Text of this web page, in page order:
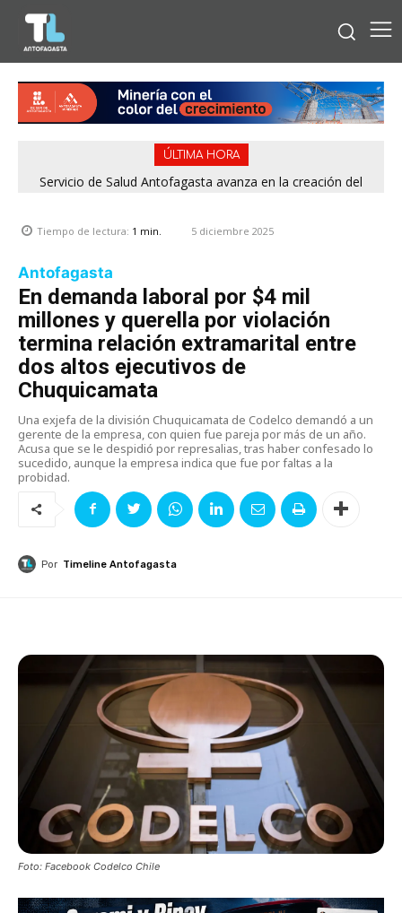
ÚLTIMA HORA
Servicio de Salud Antofagasta avanza en la creación del
Tiempo de lectura: 1 min. 5 diciembre 2025
Antofagasta
En demanda laboral por $4 mil
millones y querella por violación
termina relación extramarital entre
dos altos ejecutivos de
Chuquicamata
Una exjefa de la división Chuquicamata de Codelco demandó a un
gerente de la empresa, con quien fue pareja por más de un año.
Acusa que se le despidió por represalias, tras haber confesado lo
sucedido, aunque la empresa indica que fue por faltas a la
probidad.
Por Timeline Antofagasta
Foto: Facebook Codelco Chile